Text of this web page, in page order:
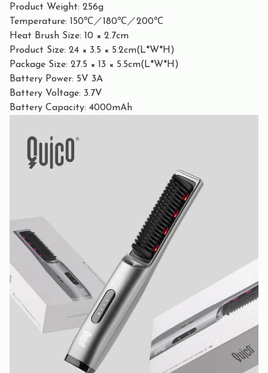
Product Weight: 256g
Temperature: 150℃／180℃／200℃
Heat Brush Size: 10 × 2.7cm
Product Size: 24 × 3.5 × 5.2cm(L*W*H)
Package Size: 27.5 × 13 × 5.5cm(L*W*H)
Battery Power: 5V 3A
Battery Voltage: 3.7V
Battery Capacity: 4000mAh